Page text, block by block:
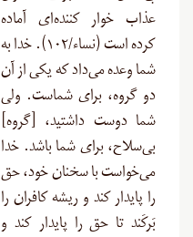
عذاب خوار کننده‌ای آماده
کرده است (نساء/۱۰۲). خدا به
شما وعده می‌داد که یکی از آن
دو گروه، برای شماست. ولی
شما دوست داشتید، [گروه]
بی‌سلاح، برای شما باشد. خدا
می‌خواست با سخنان خود، حق
را پایدار کند و ریشه کافران را
بَرکَند تا حق را پایدار کند و